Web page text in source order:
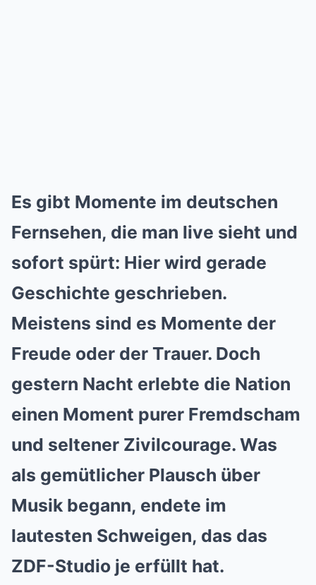
Es gibt Momente im deutschen
Fernsehen, die man live sieht und
sofort spürt: Hier wird gerade
Geschichte geschrieben.
Meistens sind es Momente der
Freude oder der Trauer. Doch
gestern Nacht erlebte die Nation
einen Moment purer Fremdscham
und seltener Zivilcourage. Was
als gemütlicher Plausch über
Musik begann, endete im
lautesten Schweigen, das das
ZDF-Studio je erfüllt hat.